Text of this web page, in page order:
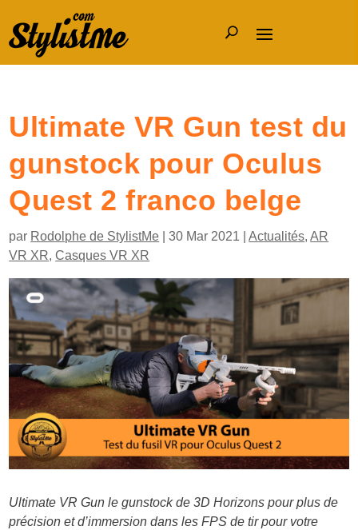
Ultimate VR Gun test du
gunstock pour Oculus
Quest 2 franco belge
par Rodolphe de StylistMe |30 Mar 2021 |Actualités,AR
VR XR,Casques VR XR
Ultimate VR Gun le gunstock de 3D Horizons pour plus de
précision et d’immersion dans les FPS de tir pour votre